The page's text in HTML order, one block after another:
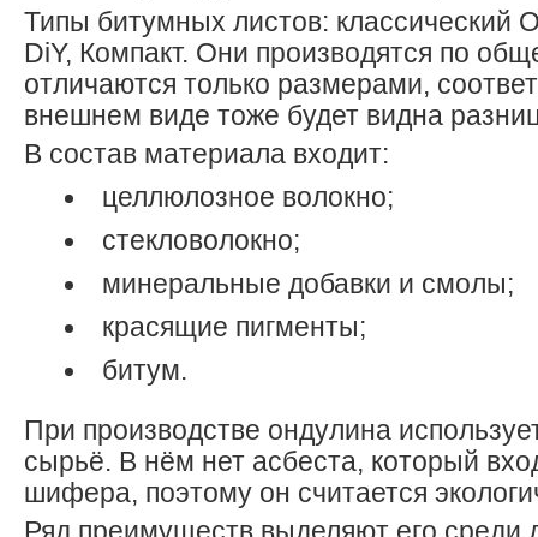
Типы битумных листов: классический
DiY, Компакт. Они производятся по
отличаются только размерами,
внешнем виде тоже будет видна
В состав материала входит:
целлюлозное волокно;
стекловолокно;
минеральные добавки и смолы;
красящие пигменты;
битум.
При производстве ондулина
сырьё. В нём нет асбеста, который
шифера, поэтому он считается